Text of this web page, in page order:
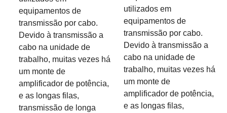
equipamentos de
transmissão por cabo.
Devido à transmissão a
cabo na unidade de
trabalho, muitas vezes há
um monte de
amplificador de potência,
e as longas filas,
transmissão de longa
utilizados em
equipamentos de
transmissão por cabo.
Devido à transmissão a
cabo na unidade de
trabalho, muitas vezes há
um monte de
amplificador de potência,
e as longas filas,